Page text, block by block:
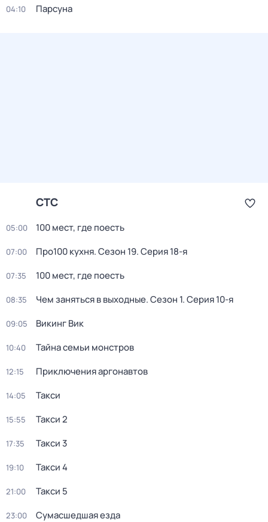
04:10 Парсуна
СТС
05:00 100 мест, где поесть
07:00 Про100 кухня. Сезон 19. Серия 18-я
07:35 100 мест, где поесть
08:35 Чем заняться в выходные. Сезон 1. Серия 10-я
09:05 Викинг Вик
10:40 Тайна семьи монстров
12:15 Приключения аргонавтов
14:05 Такси
15:55 Такси 2
17:35 Такси 3
19:10 Такси 4
21:00 Такси 5
23:00 Сумасшедшая езда